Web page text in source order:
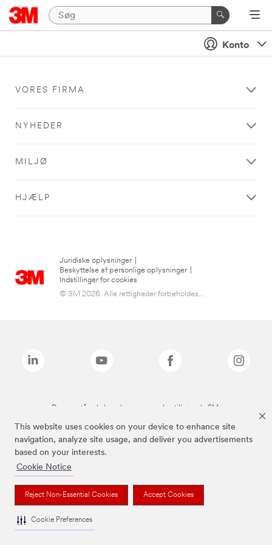
This website uses cookies on your device to enhance site
navigation, analyze site usage, and deliver you advertisements
based on your interests.
Cookie Notice
Reject Non-Essential Cookies Accept Cookies
Cookie Preferences
Konto
VORES FIRMA
NYHEDER
MILJØ
HJÆLP
Juridiske oplysninger
Beskyttelse af personlige oplysninger
Indstillinger for cookies
© 3M 2026. Alle rettigheder forbeholdes...
De ovenstående brands er varemærker tilhørende 3M.